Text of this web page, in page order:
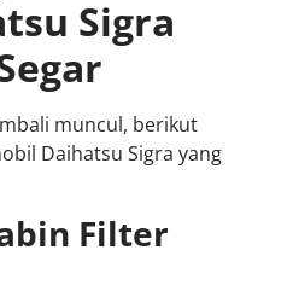
Sigra
muncul, berikut
Daihatsu Sigra yang
Filter